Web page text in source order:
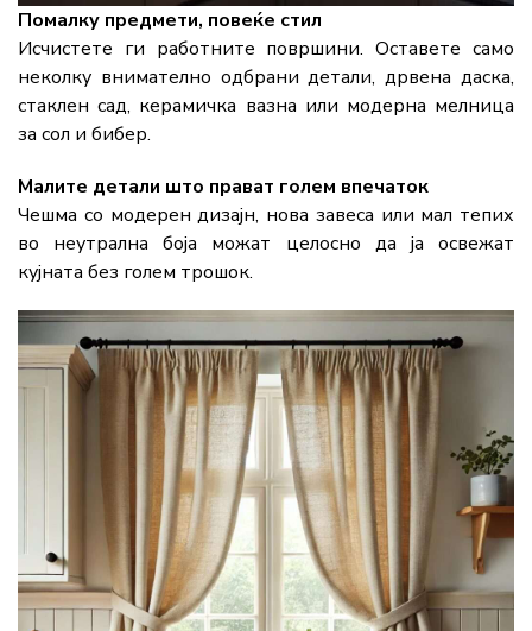
Помалку предмети, повеќе стил
Исчистете ги работните површини. Оставете само
неколку внимателно одбрани детали, дрвена даска,
стаклен сад, керамичка вазна или модерна мелница
за сол и бибер.
Малите детали што прават голем впечаток
Чешма со модерен дизајн, нова завеса или мал тепих
во неутрална боја можат целосно да ја освежат
кујната без голем трошок.